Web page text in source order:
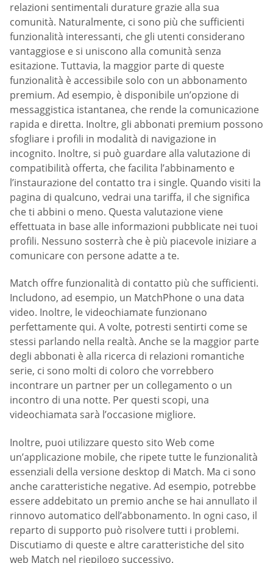
relazioni sentimentali durature grazie alla sua
comunità. Naturalmente, ci sono più che sufficienti
funzionalità interessanti, che gli utenti considerano
vantaggiose e si uniscono alla comunità senza
esitazione. Tuttavia, la maggior parte di queste
funzionalità è accessibile solo con un abbonamento
premium. Ad esempio, è disponibile un’opzione di
messaggistica istantanea, che rende la comunicazione
rapida e diretta. Inoltre, gli abbonati premium possono
sfogliare i profili in modalità di navigazione in
incognito. Inoltre, si può guardare alla valutazione di
compatibilità offerta, che facilita l’abbinamento e
l’instaurazione del contatto tra i single. Quando visiti la
pagina di qualcuno, vedrai una tariffa, il che significa
che ti abbini o meno. Questa valutazione viene
effettuata in base alle informazioni pubblicate nei tuoi
profili. Nessuno sosterrà che è più piacevole iniziare a
comunicare con persone adatte a te.
Match offre funzionalità di contatto più che sufficienti.
Includono, ad esempio, un MatchPhone o una data
video. Inoltre, le videochiamate funzionano
perfettamente qui. A volte, potresti sentirti come se
stessi parlando nella realtà. Anche se la maggior parte
degli abbonati è alla ricerca di relazioni romantiche
serie, ci sono molti di coloro che vorrebbero
incontrare un partner per un collegamento o un
incontro di una notte. Per questi scopi, una
videochiamata sarà l’occasione migliore.
Inoltre, puoi utilizzare questo sito Web come
un’applicazione mobile, che ripete tutte le funzionalità
essenziali della versione desktop di Match. Ma ci sono
anche caratteristiche negative. Ad esempio, potrebbe
essere addebitato un premio anche se hai annullato il
rinnovo automatico dell’abbonamento. In ogni caso, il
reparto di supporto può risolvere tutti i problemi.
Discutiamo di queste e altre caratteristiche del sito
web Match nel riepilogo successivo.